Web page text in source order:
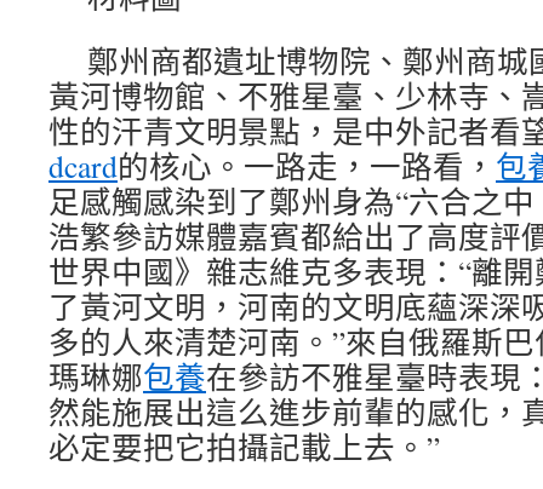
鄭州商都遺址博物院、鄭州商
黃河博物館、不雅星臺、少林寺、
性的汗青文明景點，是中外記者看
dcard的核心。一路走，一路看， 包
足感觸感染到了鄭州身為“六合之
浩繁參訪媒體嘉賓都給出了高度評
世界中國》雜志維克多表現：“離
了黃河文明，河南的文明底蘊深深
多的人來清楚河南。”來自俄羅斯
瑪琳娜包養在參訪不雅星臺時表現
然能施展出這么進步前輩的感化，
必定要把它拍攝記載上去。”